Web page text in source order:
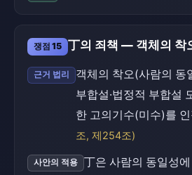
쟁점 15 丁의 죄책 — 객체의 착
근거 법리
객체의 착오(사람의 동
부합설·법정적 부합설
한 고의기수(미수)를
조, 제254조)
사안의 적용
丁은 사람의 동일성